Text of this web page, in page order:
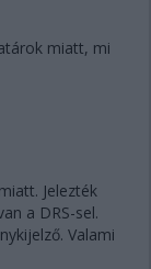
miatt, mi
Jelezték
a DRS-sel.
Valami